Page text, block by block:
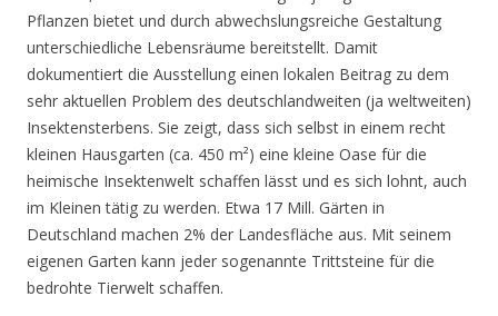
Pflanzen bietet und durch abwechslungsreiche Gestaltung
unterschiedliche Lebensräume bereitstellt. Damit
dokumentiert die Ausstellung einen lokalen Beitrag zu dem
sehr aktuellen Problem des deutschlandweiten (ja weltweiten)
Insektensterbens. Sie zeigt, dass sich selbst in einem recht
kleinen Hausgarten (ca. 450 m²) eine kleine Oase für die
heimische Insektenwelt schaffen lässt und es sich lohnt, auch
im Kleinen tätig zu werden. Etwa 17 Mill. Gärten in
Deutschland machen 2% der Landesfläche aus. Mit seinem
eigenen Garten kann jeder sogenannte Trittsteine für die
bedrohte Tierwelt schaffen.